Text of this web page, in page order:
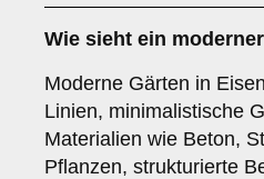
Wie sieht ein
Moderne Gärten in
Linien, minimalistische
Materialien wie Beton,
Pflanzen, strukturierte